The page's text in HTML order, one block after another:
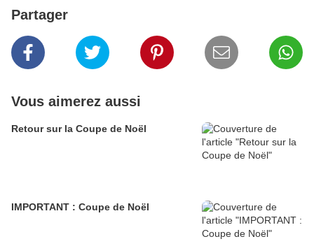
Partager
Vous aimerez aussi
Retour sur la Coupe de Noël
IMPORTANT : Coupe de Noël